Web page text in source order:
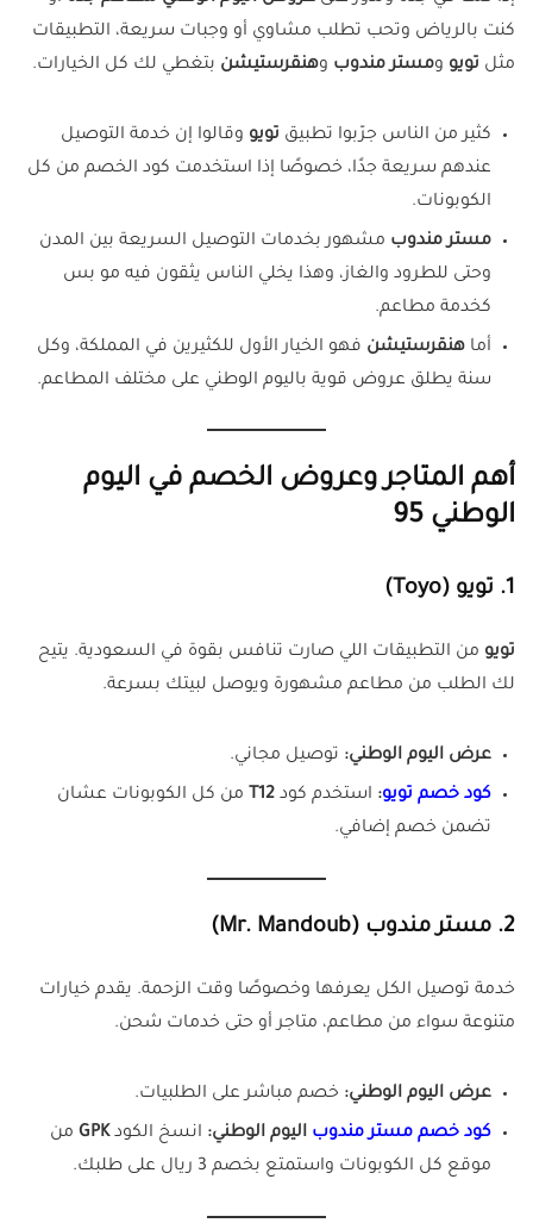
كنت بالرياض وتحب تطلب مشاوي أو وجبات سريعة، التطبيقات
مثل تويو ومستر مندوب وهنقرستيشن بتغطي لك كل الخيارات.
كثير من الناس جرّبوا تطبيق تويو وقالوا إن خدمة التوصيل
عندهم سريعة جدًا، خصوصًا إذا استخدمت كود الخصم من كل
الكوبونات.
مستر مندوب مشهور بخدمات التوصيل السريعة بين المدن
وحتى للطرود والغاز، وهذا يخلي الناس يثقون فيه مو بس
كخدمة مطاعم.
أما هنقرستيشن فهو الخيار الأول للكثيرين في المملكة، وكل
سنة يطلق عروض قوية باليوم الوطني على مختلف المطاعم.
أهم المتاجر وعروض الخصم في اليوم
الوطني 95
1. تويو (Toyo)
تويو من التطبيقات اللي صارت تنافس بقوة في السعودية. يتيح
لك الطلب من مطاعم مشهورة ويوصل لبيتك بسرعة.
عرض اليوم الوطني: توصيل مجاني.
كود خصم تويو: استخدم كود T12 من كل الكوبونات عشان
تضمن خصم إضافي.
2. مستر مندوب (Mr. Mandoub)
خدمة توصيل الكل يعرفها وخصوصًا وقت الزحمة. يقدم خيارات
متنوعة سواء من مطاعم، متاجر أو حتى خدمات شحن.
عرض اليوم الوطني: خصم مباشر على الطلبيات.
كود خصم مستر مندوب اليوم الوطني: انسخ الكودGPK من
موقع كل الكوبونات واستمتع بخصم 3 ريال على طلبك.